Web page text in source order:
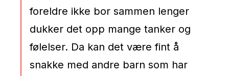
foreldre ikke bor sammen lenger
dukker det opp mange tanker og
følelser. Da kan det være fint å
snakke med andre barn som har